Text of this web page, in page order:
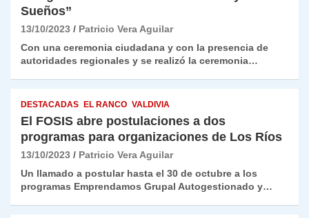
Sueños”
13/10/2023
Patricio Vera Aguilar
Con una ceremonia ciudadana y con la presencia de
autoridades regionales y se realizó la ceremonia…
DESTACADAS EL RANCO VALDIVIA
El FOSIS abre postulaciones a dos
programas para organizaciones de Los Ríos
13/10/2023
Patricio Vera Aguilar
Un llamado a postular hasta el 30 de octubre a los
programas Emprendamos Grupal Autogestionado y…